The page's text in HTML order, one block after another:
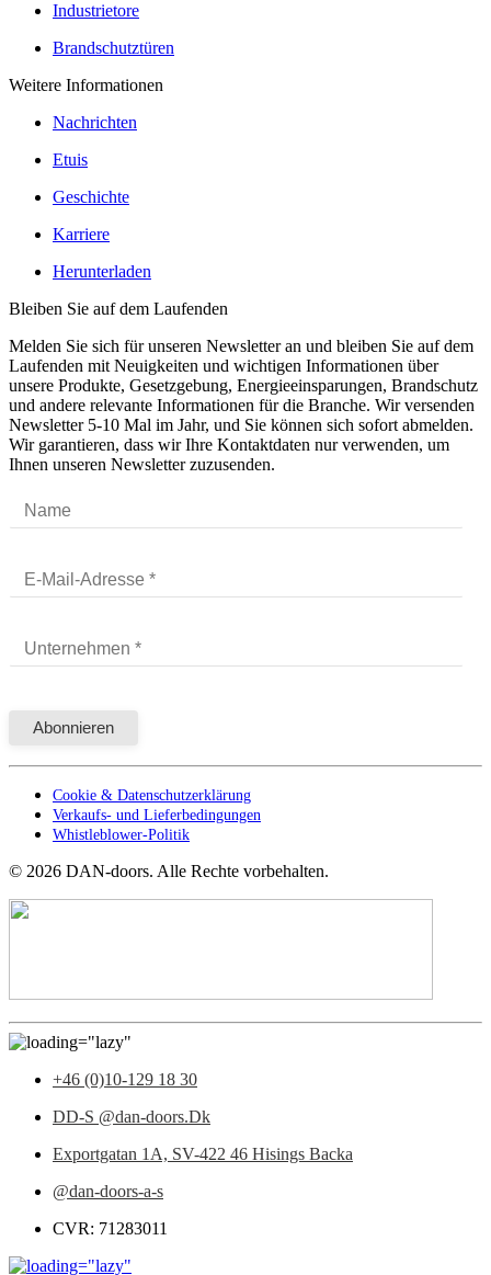
Industrietore
Brandschutztüren
Weitere Informationen
Nachrichten
Etuis
Geschichte
Karriere
Herunterladen
Bleiben Sie auf dem Laufenden
Melden Sie sich für unseren Newsletter an und bleiben Sie auf dem
Laufenden mit Neuigkeiten und wichtigen Informationen über
unsere Produkte, Gesetzgebung, Energieeinsparungen, Brandschutz
und andere relevante Informationen für die Branche. Wir versenden
Newsletter 5-10 Mal im Jahr, und Sie können sich sofort abmelden.
Wir garantieren, dass wir Ihre Kontaktdaten nur verwenden, um
Ihnen unseren Newsletter zuzusenden.
Cookie & Datenschutzerklärung
Verkaufs- und Lieferbedingungen
Whistleblower-Politik
© 2026 DAN-doors. Alle Rechte vorbehalten.
+46 (0)10-129 18 30
DD-S @dan-doors.Dk
Exportgatan 1A, SV-422 46 Hisings Backa
@dan-doors-a-s
CVR: 71283011